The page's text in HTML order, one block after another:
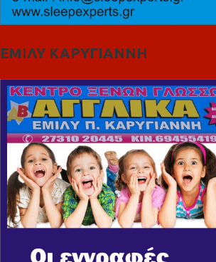
ΕΜΙΛΥ ΚΑΡΥΓΙΑΝΝΗ